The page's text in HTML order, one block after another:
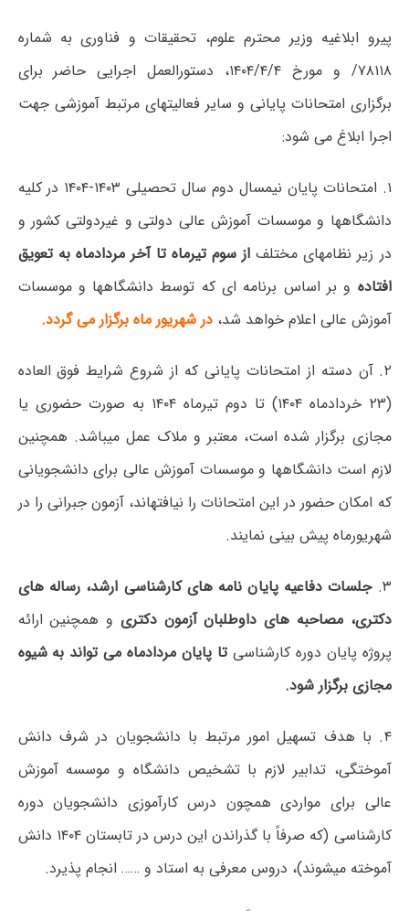
پیرو ابلاغیه وزیر محترم علوم، تحقیقات و فناوری به شماره
۷۸۱۱۸/ و مورخ ۱۴۰۴/۴/۴، دستورالعمل اجرایی حاضر برای
برگزاری امتحانات پایانی و سایر فعالیتهای مرتبط آموزشی جهت
اجرا ابلاغ می شود:
۱. امتحانات پایان نیمسال دوم سال تحصیلی ۱۴۰۳-۱۴۰۴ در کلیه
دانشگاهها و موسسات آموزش عالی دولتی و غیردولتی کشور و
در زیر نظامهای مختلفاز سوم تیرماه تا آخر مردادماه به تعویق
افتاده و بر اساس برنامه ای که توسط دانشگاهها و موسسات
آموزش عالی اعلام خواهد شد، در شهریور ماه برگزار می گردد.
۲. آن دسته از امتحانات پایانی که از شروع شرایط فوق العاده
(۲۳ خردادماه ۱۴۰۴) تا دوم تیرماه ۱۴۰۴ به صورت حضوری یا
مجازی برگزار شده است، معتبر و ملاک عمل میباشد. همچنین
لازم است دانشگاهها و موسسات آموزش عالی برای دانشجویانی
که امکان حضور در این امتحانات را نیافتهاند، آزمون جبرانی را در
شهریورماه پیش بینی نمایند.
۳. جلسات دفاعیه پایان نامه های کارشناسی ارشد، رساله های
دکتری، مصاحبه های داوطلبان آزمون دکتری و همچنین ارائه
پروژه پایان دوره کارشناسیتا پایان مردادماه می تواند به شیوه
مجازی برگزار شود.
۴. با هدف تسهیل امور مرتبط با دانشجویان در شرف دانش
آموختگی، تدابیر لازم با تشخیص دانشگاه و موسسه آموزش
عالی برای مواردی همچون درس کارآموزی دانشجویان دوره
کارشناسی (که صرفاً با گذراندن این درس در تابستان ۱۴۰۴ دانش
آموخته میشوند)، دروس معرفی به استاد و …… انجام پذیرد.